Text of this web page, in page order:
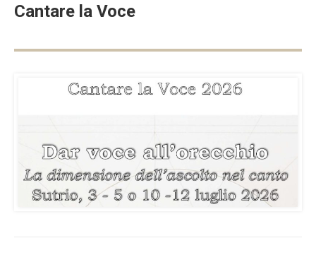
Cantare la Voce